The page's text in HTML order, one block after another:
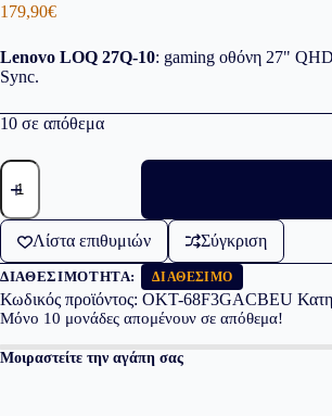
179,90€
Lenovo LOQ 27Q-10: gaming οθόνη 27"
Sync.
10 σε απόθεμα
Lenovo
LOQ
10
Gaming
Monitor
27"
QHD
IPS
Λίστα επιθυμιών Σύγκριση
ΔΙΑΘΕΣΙΜΌΤΗΤΑ: ΔΙΑΘΈΣΙΜΟ
Κωδικός προϊόντος: OKT-68F3GACBEU
Μόνο 10 μονάδες απομένουν σε απόθεμα!
Μοιραστείτε την αγάπη σας